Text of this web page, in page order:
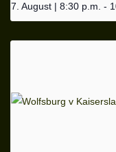
7. August | 8:30 p.m. -